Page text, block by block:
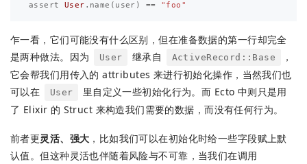
assert
User . name ( user ) == "foo"
乍一看，它们可能没有什么区别，但在准备数据的第一行却完全
是两种做法。因为
User 继承自 ActiveRecord::Base
，
它会帮我们用传入的 attributes 来进行初始化操作，当然我们也
可以在
User
里自定义一些初始化行为。而 Ecto 中则只是用
了 Elixir 的 Struct 来构造我们需要的数据，而没有任何行为。
前者更灵活、强大 ，比如我们可以在初始化时给一些字段赋上默
认值。但这种灵活也伴随着风险与不可靠，当我们在调用